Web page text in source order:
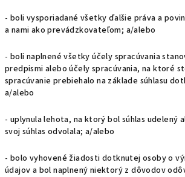
- boli vysporiadané všetky ďalšie práva a
a nami ako prevádzkovateľom; a/alebo
- boli naplnené všetky účely spracúvania
predpismi alebo účely spracúvania, na ktoré
spracúvanie prebiehalo na základe súhlasu
a/alebo
- uplynula lehota, na ktorý bol súhlas udelený
svoj súhlas odvolala; a/alebo
- bolo vyhovené žiadosti dotknutej osoby o
údajov a bol naplnený niektorý z dôvodov